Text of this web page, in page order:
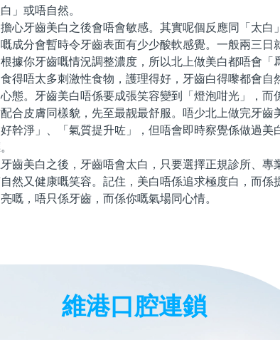
」或唔自然。
牙齒美白之後會唔會敏感。其實呢個反應同「太白
成分會暫時令牙齒表面有少少酸軟感覺。一般兩三日
據你牙齒嘅情況調整濃度，所以北上做美白都唔會「
得唔太多刺激性食物，護理得好，牙齒白得嚟都會自
。牙齒美白唔係要成張笑容變到「燈泡咁光」，而
合皮膚同樣貌，先至最靓最舒服。唔少北上做完牙齒
幹淨」、「氣質提升咗」，但唔會即時察覺係做過美
美白之後，牙齒唔會太白，只要選擇正規診所、專
然又健康嘅笑容。記住，美白唔係追求極度白，而係
嘅，唔只係牙齒，而係你嘅氣場同心情。
維港口腔連鎖